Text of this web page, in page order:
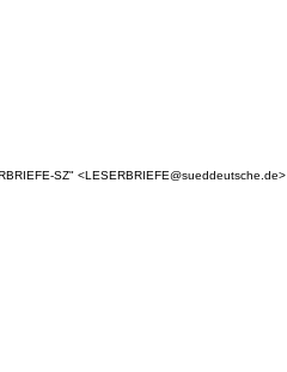
SZ" <LESERBRIEFE@sueddeutsche.de>